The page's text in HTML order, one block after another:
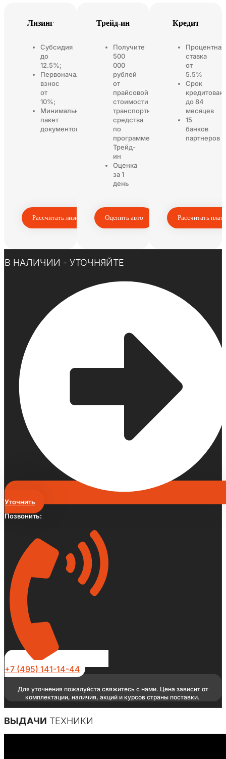
Лизинг
Субсидия
до
12.5%;
Первоначальный
взнос
от
10%;
Минимальный
пакет
документов
Рассчитать лизинг
Трейд-ин
Получите
500
000
рублей
от
прайсовой
стоимости
транспортного
средства
по
программе
Трейд-
ин
Оценка
за 1
день
Оценить авто
Кредит
Процентная
ставка
от
5.5%
Срок
до 84
месяцев
15
банков
партнеров
Рассчитать
В НАЛИЧИИ - УТОЧНЯЙТЕ
Уточнить
Позвонить:
+7 (495) 141-14-44
Для уточнения пожалуйста свяжитесь с нами. Цена зависит от
комплектации, наличия, акций и курсов страны поставки.
ВЫДАЧИ ТЕХНИКИ